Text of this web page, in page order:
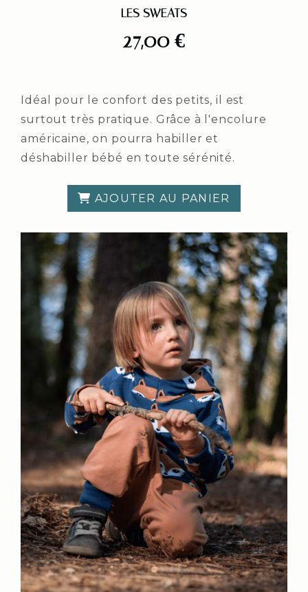
LES SWEATS
27,00€
Idéal pour le confort des petits, il est
surtout très pratique. Grâce à l'encolure
américaine, on pourra habiller et
déshabiller bébé en toute sérénité.
AJOUTER AU PANIER